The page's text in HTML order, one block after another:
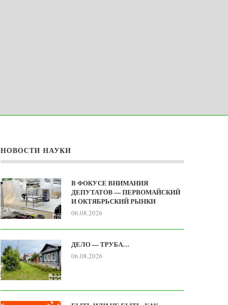
НОВОСТИ НАУКИ
В ФОКУСЕ ВНИМАНИЯ
ДЕПУТАТОВ — ПЕРВОМАЙСКИЙ
И ОКТЯБРЬСКИЙ РЫНКИ
06.08.2026
ДЕЛО — ТРУБА…
06.08.2026